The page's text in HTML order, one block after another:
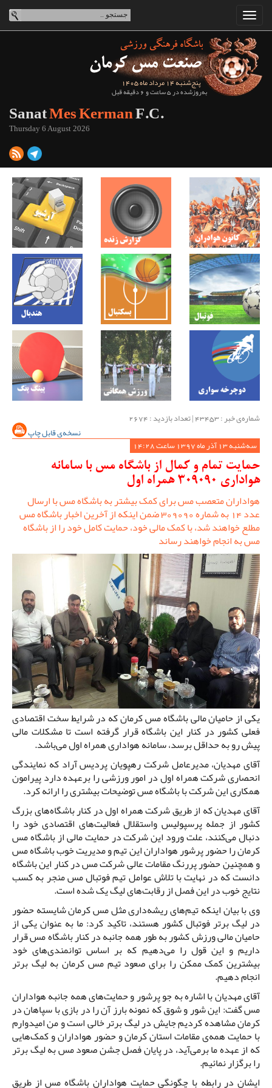
پنج‌شنبه 14 مرداد ماه 1405
به‌روزشده در 5 ساعت و 6 دقیقه قبل
SanatMes KermanF.C.
Thursday 6 August 2026
شماره‌ی خبر : ‌43453 | تعداد بازدید : 2674
نسخه‌ی قابل چاپ
سه‌شنبه 13 آذر ماه 1397 ساعت 14:28
حمایت تمام و کمال از باشگاه مس با سامانه
هواداری 309090 همراه اول
هواداران متعصب مس برای کمک بیشتر به باشگاه مس با ارسال
عدد 14 به شماره 309090 ضمن اینکه از آخرین اخبار باشگاه مس
مطلع خواهند شد، با کمک مالی خود، حمایت کامل خود را از باشگاه
مس به انجام خواهند رساند
یکی از حامیان مالی باشگاه مس کرمان که در شرایط سخت اقتصادی
فعلی کشور در کنار این باشگاه قرار گرفته است تا مشکلات مالی
پیش رو به حداقل برسد، سامانه هواداری همراه اول می‌باشد.
آقای مهدیان، مدیرعامل شرکت رهپویان پردیس آراد که نمایندگی
انحصاری شرکت همراه اول در امور ورزشی را برعهده دارد پیرامون
همکاری این شرکت با باشگاه مس توضیحات بیشتری را ارائه کرد.
آقای مهدیان که از طریق شرکت همراه اول در کنار باشگاه‌های بزرگ
کشور از جمله پرسپولیس واستقلال فعالیت‌های اقتصادی خود را
دنبال می‌کنند، علت ورود این شرکت در حمایت مالی از باشگاه مس
کرمان را حضور پرشور هواداران این تیم و مدیریت خوب باشگاه مس
و همچنین حضور پررنگ مقامات عالی شرکت مس در کنار این باشگاه
دانست که در نهایت با تلاش عوامل تیم فوتبال مس منجر به کسب
نتایج خوب در این فصل از رقابت‌های لیگ یک شده است.
وی با بیان اینکه تیم‌های ریشه‌داری مثل مس کرمان شایسته حضور
در لیگ برتر فوتبال کشور هستند، تاکید کرد: ما به عنوان یکی از
حامیان مالی ورزش کشور به طور همه جانبه در کنار باشگاه مس قرار
داریم و این قول را می‌دهیم که بر اساس توانمندی‌های خود
بیشترین کمک ممکن را برای صعود تیم مس کرمان به لیگ برتر
انجام دهیم.
آقای مهدیان با اشاره به جو پرشور و حمایت‌های همه جانبه هواداران
مس گفت: این شور و شوق که نمونه بارز آن را در بازی با سپاهان در
کرمان مشاهده کردیم جایش در لیگ برتر خالی است و من امیدوارم
با حمایت همه‌ی مقامات استان کرمان و حضور هواداران و کمک‌هایی
که از عهده ما برمی‌آید، در پایان فصل جشن صعود مس به لیگ برتر
را برگزار نمائیم.
ایشان در رابطه با چگونگی حمایت هواداران باشگاه مس از طریق